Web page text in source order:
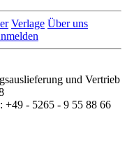
Verlage Über uns
und Vertrieb
+49 - 5265 - 9 55 88 66